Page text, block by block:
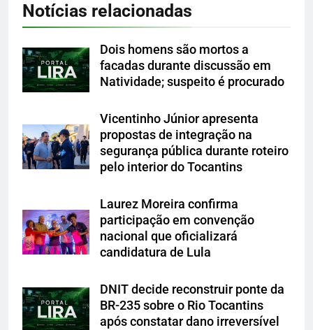
Notícias relacionadas
Dois homens são mortos a
facadas durante discussão em
Natividade; suspeito é procurado
Vicentinho Júnior apresenta
propostas de integração na
segurança pública durante roteiro
pelo interior do Tocantins
Laurez Moreira confirma
participação em convenção
nacional que oficializará
candidatura de Lula
DNIT decide reconstruir ponte da
BR-235 sobre o Rio Tocantins
após constatar dano irreversível